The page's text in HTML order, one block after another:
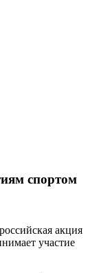
спортом
акция
участие